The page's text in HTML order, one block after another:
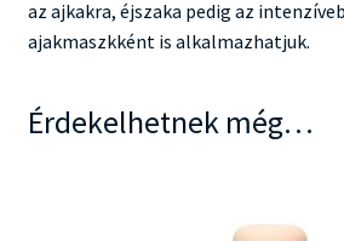
az ajkakra, éjszaka pedig az
ajakmaszkként is alkalmazhatjuk.
Érdekelhetnek még…